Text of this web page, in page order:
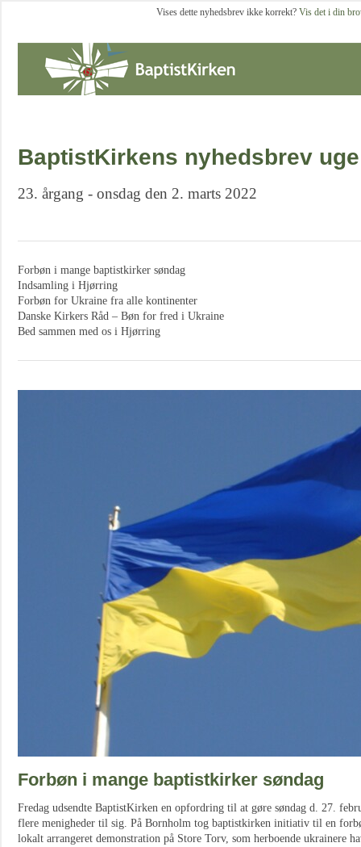
Vises dette nyhedsbrev ikke korrekt? Vis det i din
BaptistKirkens nyhedsbrev
23. årgang - onsdag den 2. marts 2022
Forbøn i mange baptistkirker søndag
Indsamling i Hjørring
Forbøn for Ukraine fra alle kontinenter
Danske Kirkers Råd – Bøn for fred i Ukraine
Bed sammen med os i Hjørring
Forbøn i mange baptistkirker søndag
Fredag udsendte BaptistKirken en opfordring til at gøre søndag d. 27.
flere menigheder til sig. På Bornholm tog baptistkirken initiativ til en
lokalt arrangeret demonstration på Store Torv, som herboende ukrainere